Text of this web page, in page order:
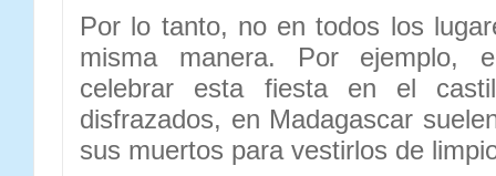
Por lo tanto, no en todos los
misma manera. Por ejemplo,
celebrar esta fiesta en el
disfrazados, en Madagascar
sus muertos para vestirlos de